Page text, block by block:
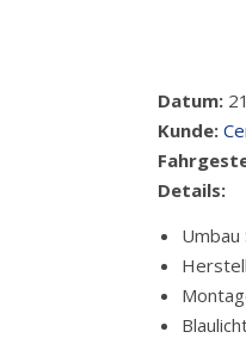
Datum:
Kunde:
Details:
Umbau